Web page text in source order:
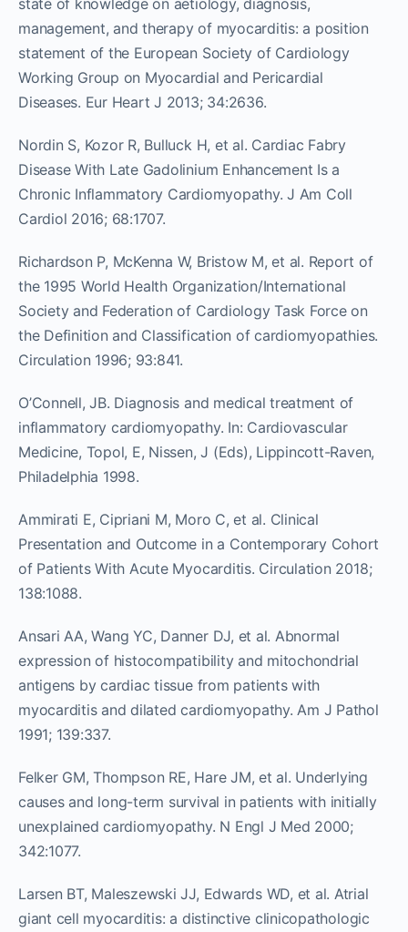
management, and therapy of myocarditis: a position
statement of the European Society of Cardiology
Working Group on Myocardial and Pericardial
Diseases. Eur Heart J 2013; 34:2636.
Nordin S, Kozor R, Bulluck H, et al. Cardiac Fabry
Disease With Late Gadolinium Enhancement Is a
Chronic Inflammatory Cardiomyopathy. J Am Coll
Cardiol 2016; 68:1707.
Richardson P, McKenna W, Bristow M, et al. Report of
the 1995 World Health Organization/International
Society and Federation of Cardiology Task Force on
the Definition and Classification of cardiomyopathies.
Circulation 1996; 93:841.
O’Connell, JB. Diagnosis and medical treatment of
inflammatory cardiomyopathy. In: Cardiovascular
Medicine, Topol, E, Nissen, J (Eds), Lippincott-Raven,
Philadelphia 1998.
Ammirati E, Cipriani M, Moro C, et al. Clinical
Presentation and Outcome in a Contemporary Cohort
of Patients With Acute Myocarditis. Circulation 2018;
138:1088.
Ansari AA, Wang YC, Danner DJ, et al. Abnormal
expression of histocompatibility and mitochondrial
antigens by cardiac tissue from patients with
myocarditis and dilated cardiomyopathy. Am J Pathol
1991; 139:337.
Felker GM, Thompson RE, Hare JM, et al. Underlying
causes and long-term survival in patients with initially
unexplained cardiomyopathy. N Engl J Med 2000;
342:1077.
Larsen BT, Maleszewski JJ, Edwards WD, et al. Atrial
giant cell myocarditis: a distinctive clinicopathologic